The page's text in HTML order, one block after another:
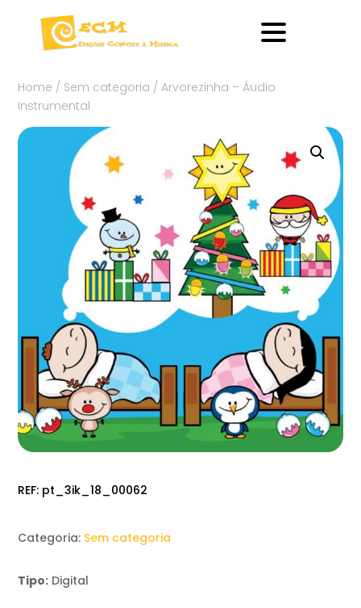
Home / Sem categoria / Arvorezinha – Áudio
Instrumental
REF: pt_3ik_18_00062
Categoria: Sem categoria
Tipo: Digital